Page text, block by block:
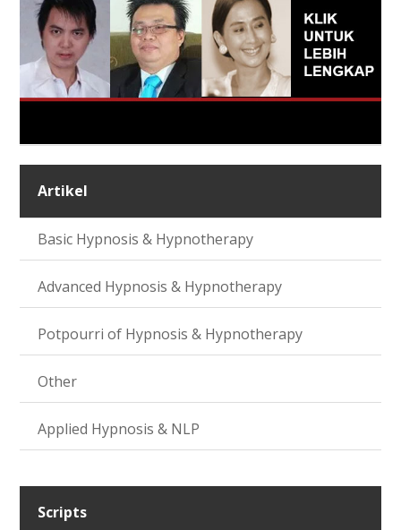
Artikel
Basic Hypnosis & Hypnotherapy
Advanced Hypnosis & Hypnotherapy
Potpourri of Hypnosis & Hypnotherapy
Other
Applied Hypnosis & NLP
Scripts